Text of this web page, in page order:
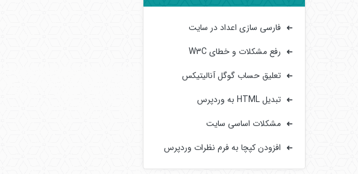
فارسی سازی اعداد در سایت
رفع مشکلات و خطای W3C
تعلیق حساب گوگل آنالیتیکس
تبدیل HTML به وردپرس
مشکلات اساسی سایت‌
افزودن کپچا به فرم‌ نظرات وردپرس